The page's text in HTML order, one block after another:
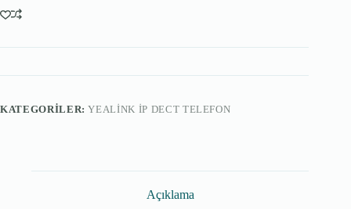
W59R
Dect
adet
KATEGORILER:YEALINK İP DECT TELEFON
Açıklama